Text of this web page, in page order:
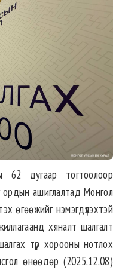
дугаар тогтоолоор
ордын ашиглалтад Монгол
өгөөжийг нэмэгдүүлэхтэй
хяналт шалгалт
түр хорооны нотлох
өнөөдөр (2025.12.08)